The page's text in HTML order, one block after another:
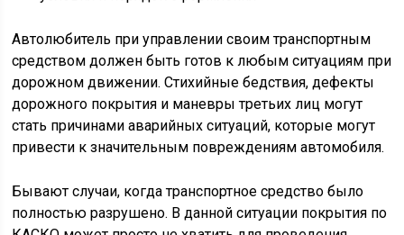
Автолюбитель при управлении своим транспортным
средством должен быть готов к любым ситуациям при
дорожном движении. Стихийные бедствия, дефекты
дорожного покрытия и маневры третьих лиц могут
стать причинами аварийных ситуаций, которые могут
привести к значительным повреждениям автомобиля.
Бывают случаи, когда транспортное средство было
полностью разрушено. В данной ситуации покрытия по